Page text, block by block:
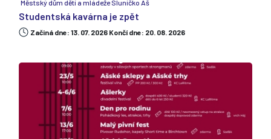
Městský dům dětí a mládeže Sluníčko Aš
Studentská kavárna je zpět
Začiná dne: 13. 07. 2026 Končí dne: 20. 08. 2026